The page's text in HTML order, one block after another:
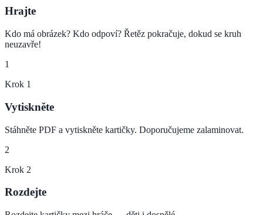
Hrajte
Kdo má obrázek? Kdo odpoví? Řetěz pokračuje, dokud se kruh
neuzavře!
1
Krok 1
Vytiskněte
Stáhněte PDF a vytiskněte kartičky. Doporučujeme zalaminovat.
2
Krok 2
Rozdejte